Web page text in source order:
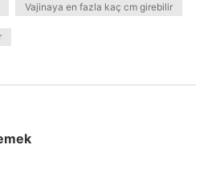
Vajinaya en fazla kaç cm girebilir